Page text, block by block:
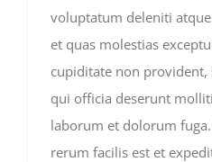
voluptatum deleniti
et quas molestias
cupiditate non
qui officia deserunt
laborum et dolorum
rerum facilis est et